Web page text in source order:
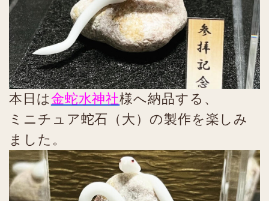
本日は金蛇水神社様へ納品する、
ミニチュア蛇石（大）の製作を楽しみ
ました。